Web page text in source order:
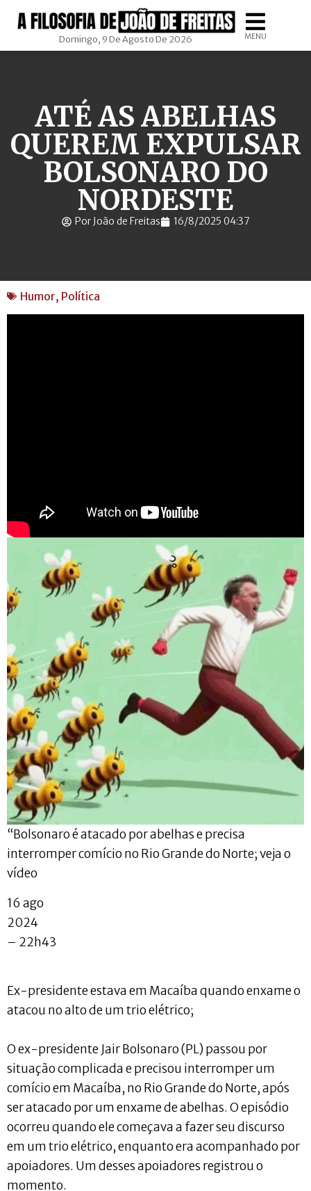
Domingo, 9 De Agosto De 2026 MENU
ATÉ AS ABELHAS
QUEREM EXPULSAR
BOLSONARO DO
NORDESTE
Por João de Freitas 16/8/2025 04:37
Humor, Política
“Bolsonaro é atacado por abelhas e precisa
interromper comício no Rio Grande do Norte; veja o
vídeo
16 ago
2024
– 22h43
Ex-presidente estava em Macaíba quando enxame o
atacou no alto de um trio elétrico;
O ex-presidente Jair Bolsonaro (PL) passou por
situação complicada e precisou interromper um
comício em Macaíba, no Rio Grande do Norte, após
ser atacado por um enxame de abelhas. O episódio
ocorreu quando ele começava a fazer seu discurso
em um trio elétrico, enquanto era acompanhado por
apoiadores. Um desses apoiadores registrou o
momento.